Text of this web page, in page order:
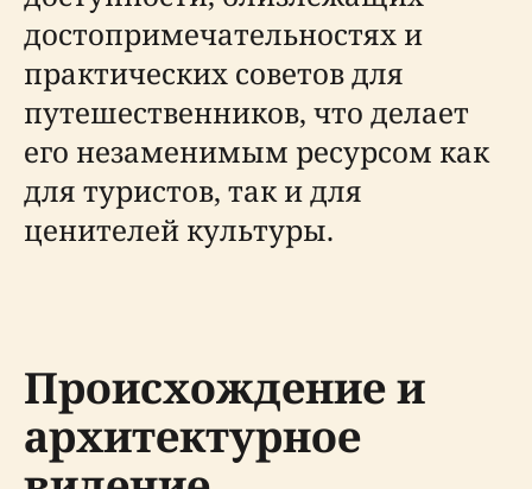
достопримечательностях и
практических советов для
путешественников, что делает
его незаменимым ресурсом как
для туристов, так и для
ценителей культуры.
Происхождение и
архитектурное